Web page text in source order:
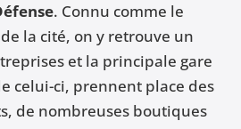
. Connu comme le
la cité, on y retrouve un
et la principale gare
celui-ci, prennent place des
de nombreuses boutiques